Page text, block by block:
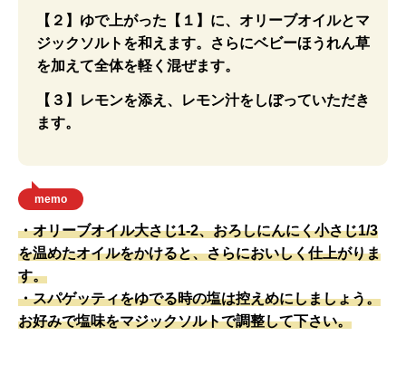
【２】ゆで上がった【１】に、オリーブオイルとマ
ジックソルトを和えます。さらにベビーほうれん草
を加えて全体を軽く混ぜます。
【３】レモンを添え、レモン汁をしぼっていただき
ます。
memo
・オリーブオイル大さじ1-2、おろしにんにく小さじ1/3
を温めたオイルをかけると、さらにおいしく仕上がりま
す。
・スパゲッティをゆでる時の塩は控えめにしましょう。
お好みで塩味をマジックソルトで調整して下さい。